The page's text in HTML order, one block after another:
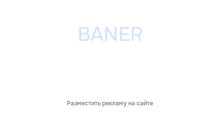
Разместить рекламу на сайте